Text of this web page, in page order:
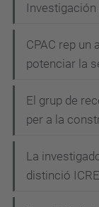
Investigación
CPAC rep un
potenciar la
El grup de
per a la
La
distinció